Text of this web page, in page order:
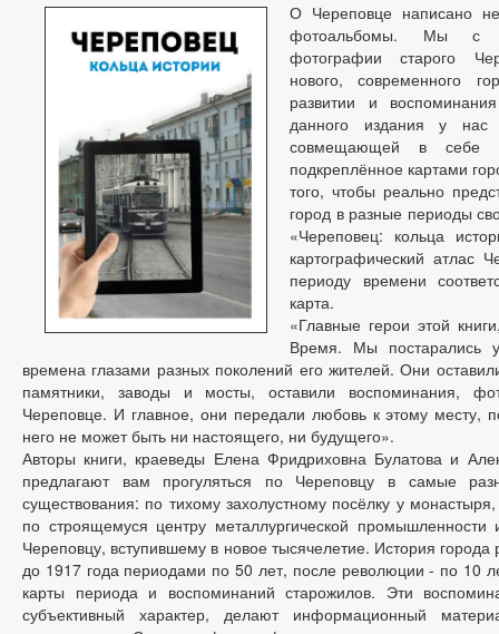
О Череповце написано
фотоальбомы. Мы с
фотографии старого
нового, современного
развитии и
данного издания у
совмещающей в себе
подкреплённое картами
того, чтобы реально
город в разные периоды
«Череповец: кольца
картографический атлас
периоду времени
карта.
«Главные герои этой
Время. Мы постарались
времена глазами разных поколений его жителей. Они
памятники, заводы и мосты, оставили воспоминания,
Череповце. И главное, они передали любовь к этому месту,
него не может быть ни настоящего, ни будущего».
Авторы книги, краеведы Елена Фридриховна Булатова и
предлагают вам прогуляться по Череповцу в самые
существования: по тихому захолустному посёлку у
по строящемуся центру металлургической
Череповцу, вступившему в новое тысячелетие. История
до 1917 года периодами по 50 лет, после революции - по 10
карты периода и воспоминаний старожилов. Эти
субъективный характер, делают информационный